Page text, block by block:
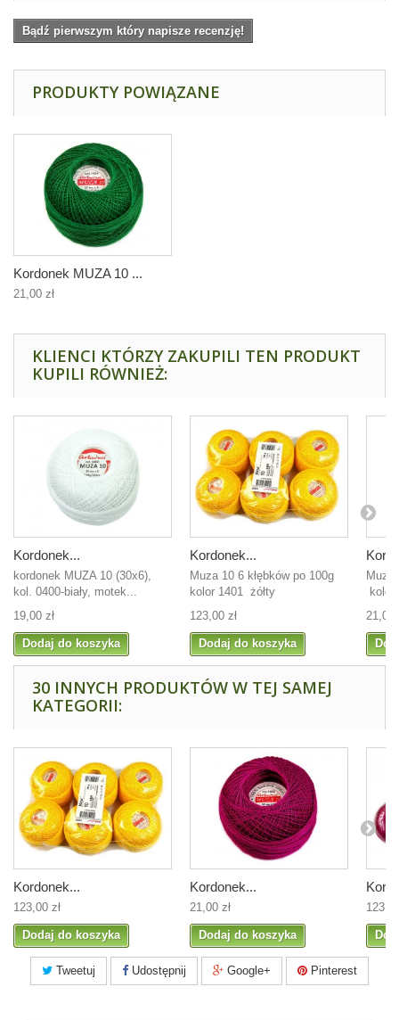
Bądź pierwszym który napisze recenzję!
PRODUKTY POWIĄZANE
Kordonek MUZA 10 ...
21,00 zł
KLIENCI KTÓRZY ZAKUPILI TEN PRODUKT
KUPILI RÓWNIEŻ:
Kordonek...
kordonek MUZA 10 (30x6),
kol. 0400-biały, motek...
19,00 zł
Dodaj do koszyka
Kordonek...
Muza 10 6 kłębków po 100g
kolor 1401 żółty
123,00 zł
Dodaj do koszyka
Muza
kolor
21,00
30 INNYCH PRODUKTÓW W TEJ SAMEJ
KATEGORII:
Kordonek...
123,00 zł
Dodaj do koszyka
Kordonek...
21,00 zł
Dodaj do koszyka
Tweetuj Udostępnij Google+ Pinterest